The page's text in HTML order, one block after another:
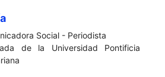
Social - Periodista
de la Universidad Pontificia